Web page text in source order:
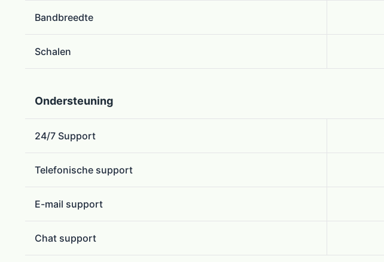
Bandbreedte
Schalen
Ondersteuning
24/7 Support
Telefonische support
E-mail support
Chat support